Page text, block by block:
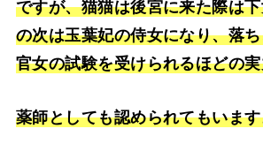
ですが、猫猫は後宮に来た際は
の次は玉葉妃の侍女になり、落
官女の試験を受けられるほどの
薬師としても認められてもいま